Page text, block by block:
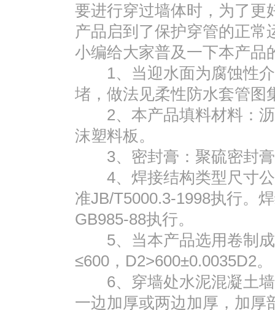
要进行穿过墙体时，为了更
产品启到了保护穿管的正常
小编给大家普及一下本产品
1、当迎水面为腐蚀性介
堵，做法见柔性防水套管图
2、本产品填料材料：沥
沫塑料板。
3、密封膏：聚硫密封膏
4、焊接结构类型尺寸公
准JB/T5000.3-1998执行。
GB985-88执行。
5、当本产品选用卷制成
≤600，D2>600±0.0035D2。
6、穿墙处水泥混凝土墙
一边加厚或两边加厚，加厚